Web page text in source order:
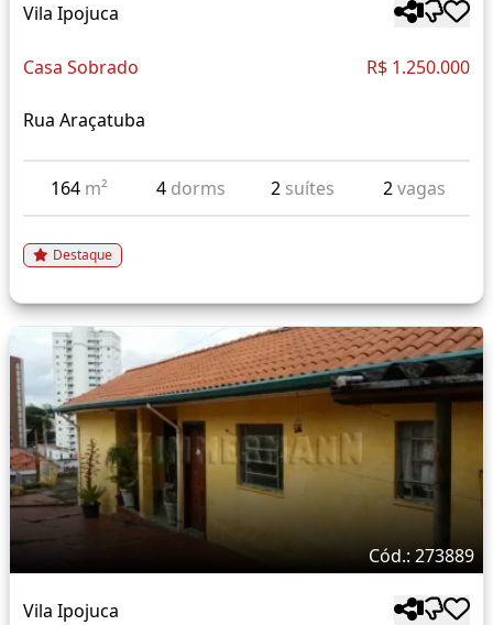
Vila Ipojuca
Casa Sobrado R$ 1.250.000
Rua Araçatuba
164 m² 4 dorms 2 suítes 2vagas
Destaque
Cód.: 273889
Vila Ipojuca